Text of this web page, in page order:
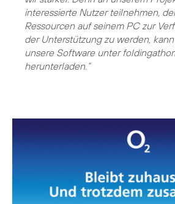
interessierte Nutzer teilnehmen,
Ressourcen auf seinem PC zur
der Unterstützung zu werden,
unsere Software unter
herunterladen.“